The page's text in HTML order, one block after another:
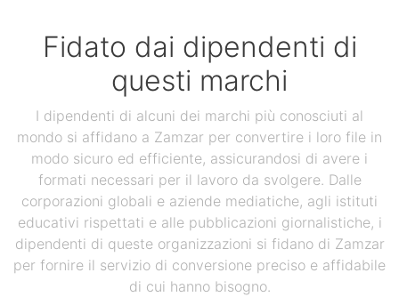
Fidato dai dipendenti di
questi marchi
I dipendenti di alcuni dei marchi più conosciuti al
mondo si affidano a Zamzar per convertire i loro file in
modo sicuro ed efficiente, assicurandosi di avere i
formati necessari per il lavoro da svolgere. Dalle
corporazioni globali e aziende mediatiche, agli istituti
educativi rispettati e alle pubblicazioni giornalistiche, i
dipendenti di queste organizzazioni si fidano di Zamzar
per fornire il servizio di conversione preciso e affidabile
di cui hanno bisogno.